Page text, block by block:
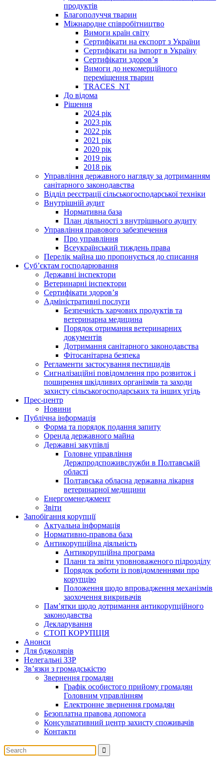
продуктів
Благополуччя тварин
Міжнародне співробітництво
Вимоги країн світу
Сертифікати на експорт з України
Сертифікати на імпорт в Україну
Сертифікати здоров’я
Вимоги до некомерційного
переміщення тварин
TRACES_NT
До відома
Рішення
2024 рік
2023 рік
2022 рік
2021 рік
2020 рік
2019 рік
2018 рік
Управління державного нагляду за дотриманням
санітарного законодавства
Відділ реєстрації сільськогосподарської техніки
Внутрішній аудит
Нормативна база
План діяльності з внутрішнього аудиту
Управління правового забезпечення
Про управління
Всеукраїнський тиждень права
Перелік майна що пропонується до списання
Суб’єктам господарювання
Державні інспектори
Ветеринарні інспектори
Сертифікати здоров’я
Адміністративні послуги
Безпечність харчових продуктів та
ветеринарна медицина
Порядок отримання ветеринарних
документів
Дотримання санітарного законодавства
Фітосанітарна безпека
Регламенти застосування пестицидів
Сигналізаційні повідомлення про розвиток і
поширення шкідливих організмів та заходи
захисту сільськогосподарських та інших угідь
Прес-центр
Новини
Публічна інформація
Форма та порядок подання запиту
Оренда державного майна
Державні закупівлі
Головне управління
Держпродспоживслужби в Полтавській
області
Полтавська обласна державна лікарня
ветеринарної медицини
Енергоменеджмент
Звіти
Запобігання корупції
Актуальна інформація
Нормативно-правова база
Антикорупційна діяльність
Антикорупційна програма
Плани та звіти уповноваженого підрозділу
Порядок роботи із повідомленнями про
корупцію
Положення щодо впровадження механізмів
заохочення викривачів
Пам’ятки щодо дотримання антикорупційного
законодавства
Декларування
СТОП КОРУПЦІЯ
Анонси
Для бджолярів
Нелегальні ЗЗР
Зв’язки з громадськістю
Звернення громадян
Графік особистого прийому громадян
Головним управлінням
Електронне звернення громадян
Безоплатна правова допомога
Консультативний центр захисту споживачів
Контакти